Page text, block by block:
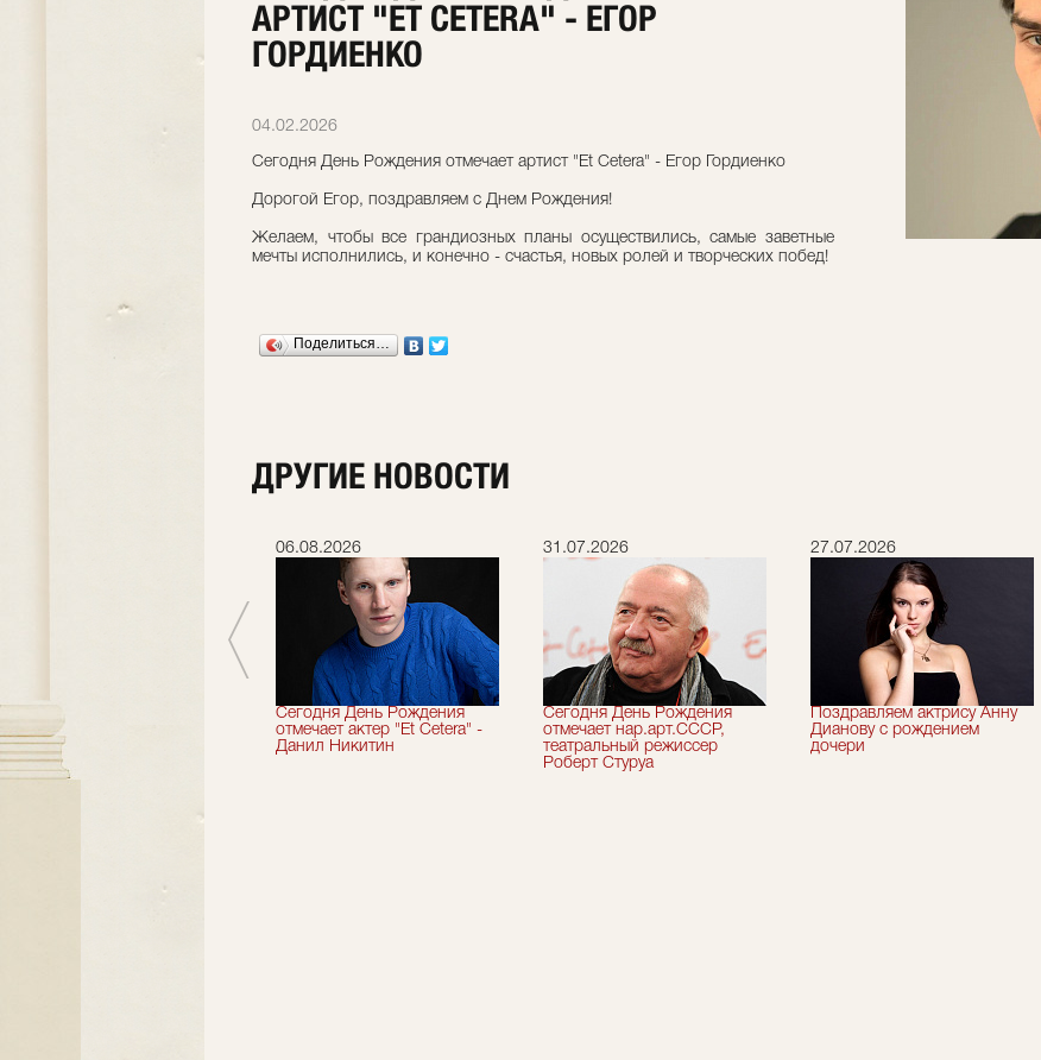
АРТИСТ "ET CETERA" - ЕГОР
ГОРДИЕНКО
04.02.2026
Сегодня День Рождения отмечает артист "Et Cetera" - Егор Гордиенко
Дорогой Егор, поздравляем с Днем Рождения!
Желаем, чтобы все грандиозных планы осуществились, самые заветные
мечты исполнились, и конечно - счастья, новых ролей и творческих побед!
Поделиться…
ДРУГИЕ НОВОСТИ
театральный сезон!
06.08.2026
Сегодня День Рождения
отмечает актер "Et Cetera" -
Данил Никитин
31.07.2026
Сегодня День Рождения
отмечает нар.арт.СССР,
театральный режиссер
Роберт Стуруа
27.07.2026
Поздравляем актрису Анну
Дианову с рождением
дочери